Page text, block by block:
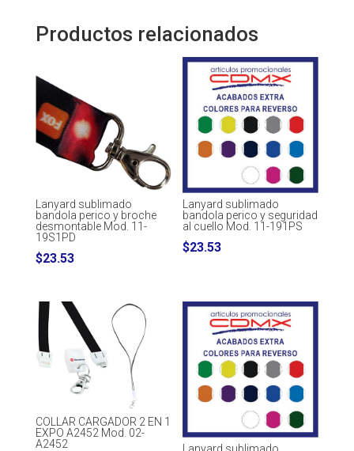
Productos relacionados
Lanyard sublimado
bandola perico y broche
desmontable Mod. 11-
19S1PD
$23.53
Lanyard sublimado
bandola perico y seguridad
al cuello Mod. 11-191PS
$23.53
COLLAR CARGADOR 2 EN 1
EXPO A2452 Mod. 02-
A2452